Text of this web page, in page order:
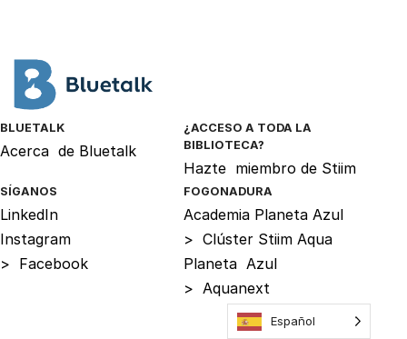
BLUETALK
Acerca de Bluetalk
¿ACCESO A TODA LA
BIBLIOTECA?
Hazte miembro de Stiim
SÍGANOS
LinkedIn
Instagram
> Facebook
FOGONADURA
Academia Planeta Azul
> Clúster Stiim Aqua
Planeta Azul
> Aquanext
Español